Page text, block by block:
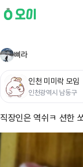
삐라
인천 미미락 모임
인천광역시 남동구
직장인은 역쉬ㅋ 션한